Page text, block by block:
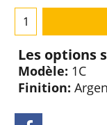
Les options
Modèle: 1C
Finition: